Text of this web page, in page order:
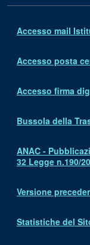
Accesso mail
Accesso posta
Accesso firma
Bussola della
ANAC -
32 Legge n.190/
Versione
Statistiche del